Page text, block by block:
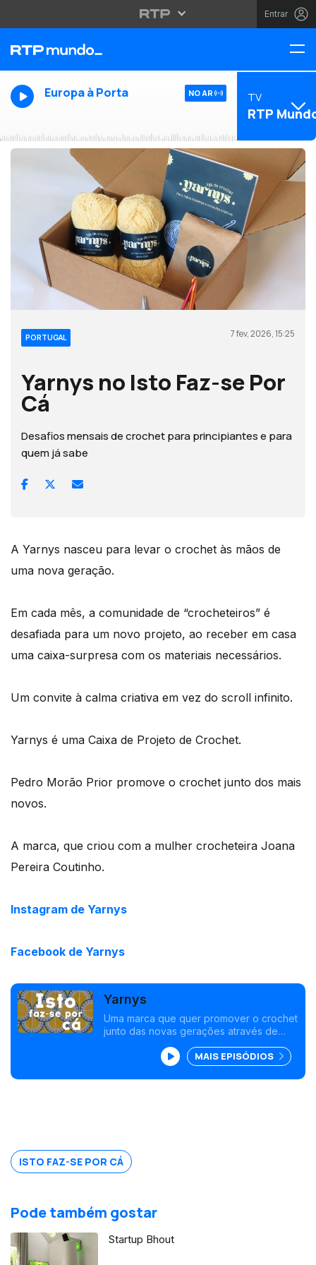
Entrar
Europa à Porta NO AR TV
RTP
PORTUGAL 7 fev, 2026, 15:25
Yarnys no Isto Faz-se Por
Cá
Desafios mensais de crochet para principiantes e para
quem já sabe
A Yarnys nasceu para levar o crochet às mãos de
uma nova geração.
Em cada mês, a comunidade de “crocheteiros” é
desafiada para um novo projeto, ao receber em casa
uma caixa-surpresa com os materiais necessários.
Um convite à calma criativa em vez do scroll infinito.
Yarnys é uma Caixa de Projeto de Crochet.
Pedro Morão Prior promove o crochet junto dos mais
novos.
A marca, que criou com a mulher crocheteira Joana
Pereira Coutinho.
Instagram de Yarnys
Facebook de Yarnys
Yarnys
Uma marca que quer promover o crochet
junto das novas gerações através de
MAIS EPISÓDIOS
ISTO FAZ-SE POR CÁ
Pode também gostar
Startup Bhout